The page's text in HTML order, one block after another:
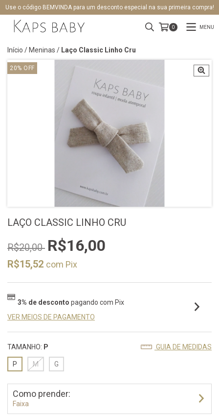
Use o código BEMVINDA para um desconto especial na sua primeira compra!
0 MENU
Início / Meninas / Laço Classic Linho Cru
20% OFF
LAÇO CLASSIC LINHO CRU
R$20,00 R$16,00
R$15,52 com Pix
3% de desconto pagando com Pix
VER MEIOS DE PAGAMENTO
TAMANHO: P GUIA DE MEDIDAS
P M G
Como prender:
Faixa